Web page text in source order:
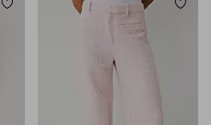
Toevoegen aan favorieten